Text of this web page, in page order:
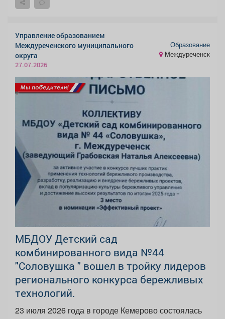
Управление образованием
Междуреченского муниципального
округа
27.07.2026
Образование
Междуреченск
МБДОУ Детский сад
комбинированного вида №44
"Соловушка " вошел в тройку лидеров
регионального конкурса бережливых
технологий.
23 июля 2026 года в городе Кемерово состоялась